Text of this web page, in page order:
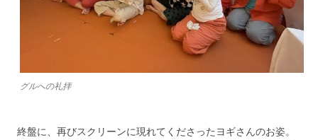
グルへの礼拝
終盤に、再びスクリーンに現れてくださったヨギさんのお姿。